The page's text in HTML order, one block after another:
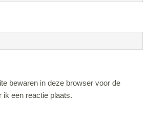
bewaren in deze browser voor de
ik een reactie plaats.